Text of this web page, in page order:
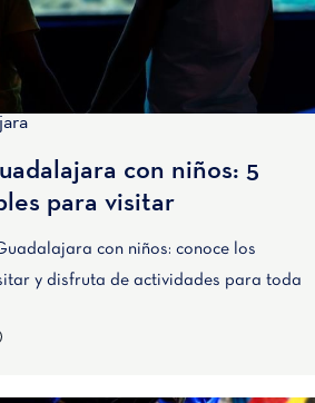
con niños: 5
para visitar
con niños: conoce los
y disfruta de actividades para toda